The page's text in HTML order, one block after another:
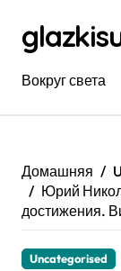
содержанию
Вокруг света
Домашняя
Юрий
достижения.
Uncategorised